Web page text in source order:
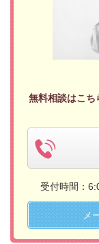
無料相談はこち
受付時間：
メ